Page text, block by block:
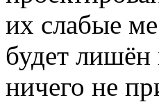
их слабые
будет лишён
ничего не